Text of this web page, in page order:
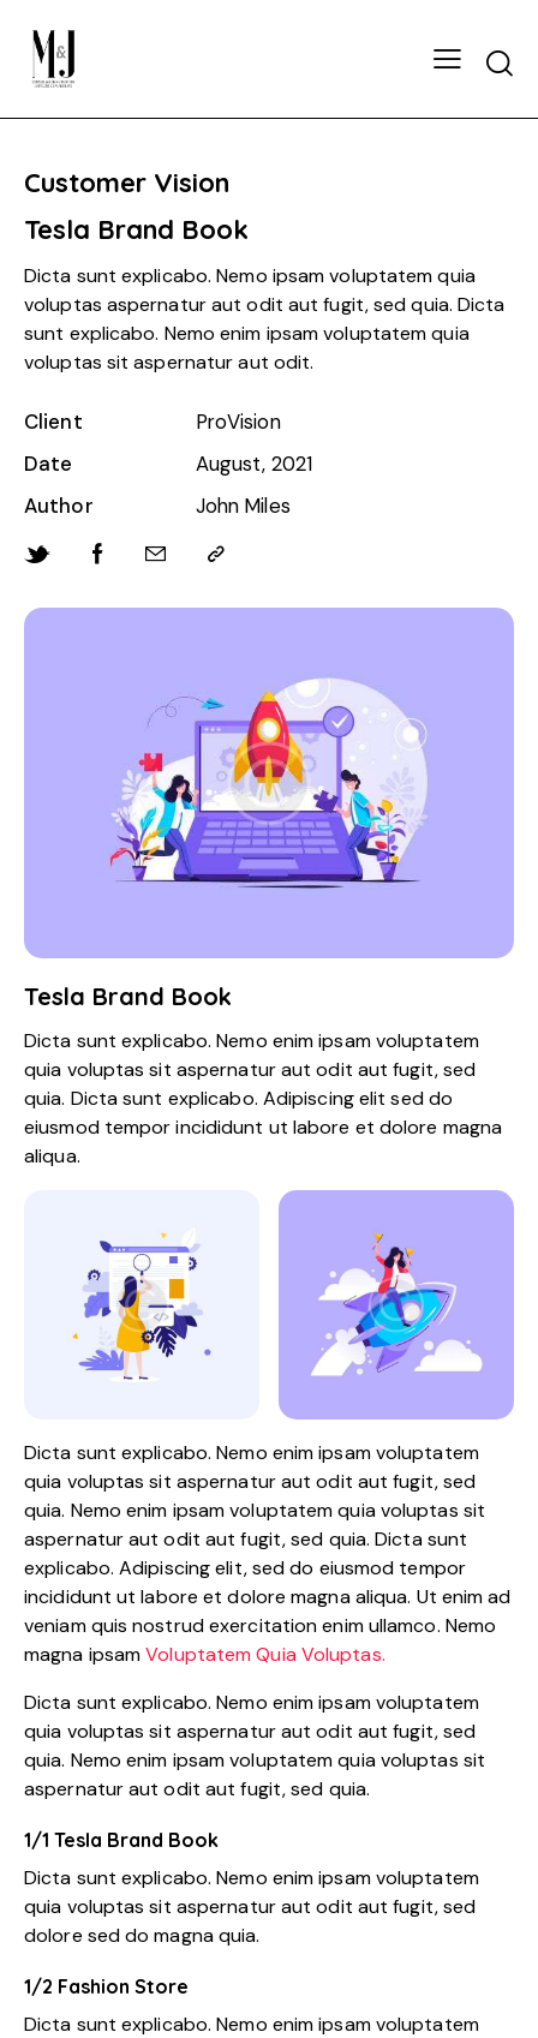
Customer Vision
Tesla Brand Book
Dicta sunt explicabo. Nemo enim ipsam voluptatem
quia voluptas sit aspernatur aut odit aut fugit, sed
quia. Dicta sunt explicabo. Adipiscing elit sed do
eiusmod tempor incididunt ut labore et dolore magna
aliqua.
Dicta sunt explicabo. Nemo enim ipsam voluptatem
quia voluptas sit aspernatur aut odit aut fugit, sed
quia. Nemo enim ipsam voluptatem quia voluptas sit
aspernatur aut odit aut fugit, sed quia. Dicta sunt
explicabo. Adipiscing elit, sed do eiusmod tempor
incididunt ut labore et dolore magna aliqua. Ut enim ad
veniam quis nostrud exercitation enim ullamco. Nemo
magna ipsamVoluptatem Quia Voluptas.
Dicta sunt explicabo. Nemo enim ipsam voluptatem
quia voluptas sit aspernatur aut odit aut fugit, sed
quia. Nemo enim ipsam voluptatem quia voluptas sit
aspernatur aut odit aut fugit, sed quia.
1/1 Tesla Brand Book
Dicta sunt explicabo. Nemo enim ipsam voluptatem
quia voluptas sit aspernatur aut odit aut fugit, sed
dolore sed do magna quia.
1/2 Fashion Store
Dicta sunt explicabo. Nemo enim ipsam voluptatem
Tesla Brand Book
Dicta sunt explicabo. Nemo ipsam voluptatem quia
voluptas aspernatur aut odit aut fugit, sed quia. Dicta
sunt explicabo. Nemo enim ipsam voluptatem quia
voluptas sit aspernatur aut odit.
Client
ProVision
Date
August, 2021
Author
John Miles